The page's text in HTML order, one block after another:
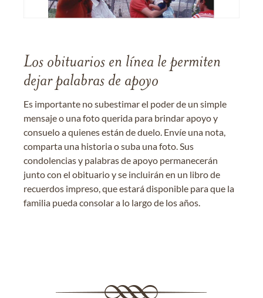
Los obituarios en línea le permiten
dejar palabras de apoyo
Es importante no subestimar el poder de un simple
mensaje o una foto querida para brindar apoyo y
consuelo a quienes están de duelo. Envíe una nota,
comparta una historia o suba una foto. Sus
condolencias y palabras de apoyo permanecerán
junto con el obituario y se incluirán en un libro de
recuerdos impreso, que estará disponible para que la
familia pueda consolar a lo largo de los años.